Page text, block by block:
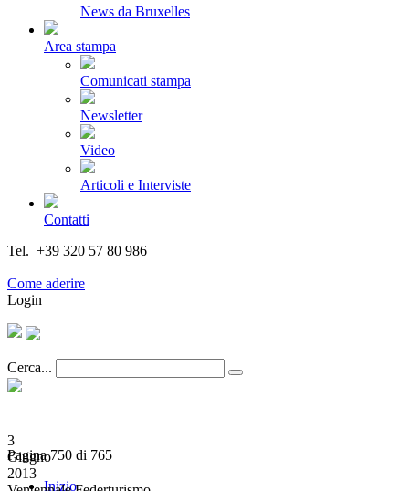
News da Bruxelles
Area stampa
Comunicati stampa
Newsletter
Video
Articoli e Interviste
Contatti
Tel. +39 320 57 80 986
Come aderire
Login
Cerca...
3
Giugno
2013
Pagina 750 di 765
Inizio